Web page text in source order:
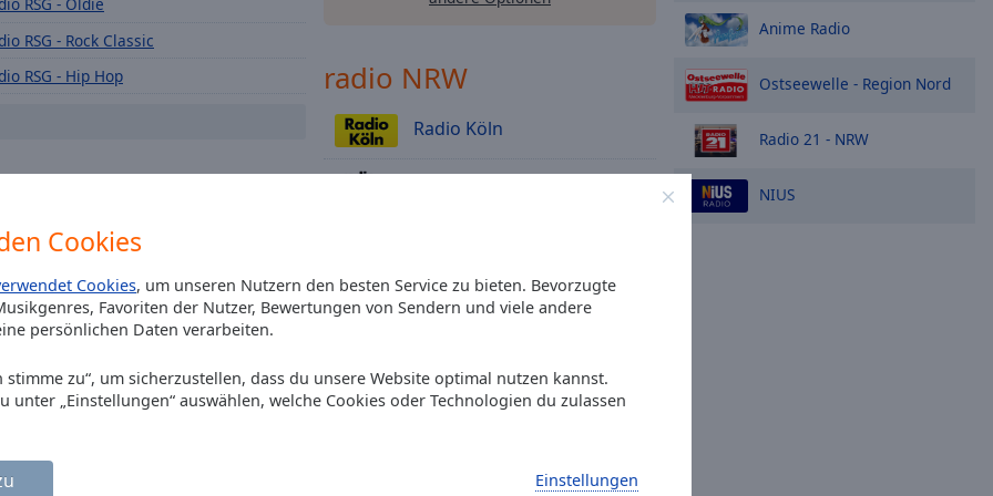
Cookies
Cookies, um unseren Nutzern den besten Service zu bieten. Bevorzugte
Favoriten der Nutzer, Bewertungen von Sendern und viele andere
persönlichen Daten verarbeiten.
stimme zu“, um sicherzustellen, dass du unsere Website optimal nutzen kannst.
unter „Einstellungen“ auswählen, welche Cookies oder Technologien du zulassen
Einstellungen
Radio RSG - Rock Classic
RSG - Hip Hop
radio NRW
Radio Köln
Radio Erft
Radio Neandertal
Anime Radio
Ostseewelle - Region Nord
Radio 21 - NRW
NIUS